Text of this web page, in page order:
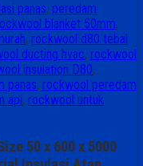
panas, peredam
blanket 50mm,
, rockwool d80 tebal
ducting hvac, rockwool
insulation D80,
panas, rockwool peredam
api, rockwool untuk
50 x 600 x 5000